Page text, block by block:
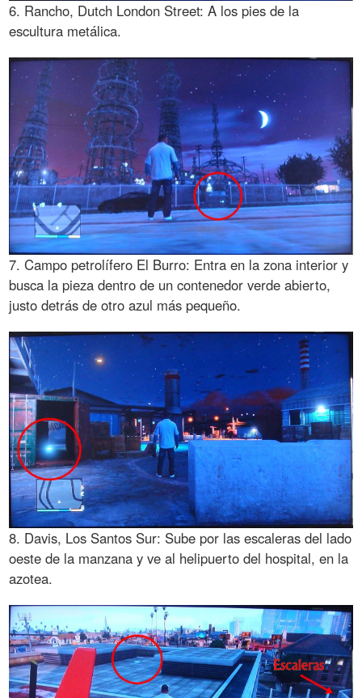
6. Rancho, Dutch London Street: A los pies de la
escultura metálica.
7. Campo petrolífero El Burro: Entra en la zona interior y
busca la pieza dentro de un contenedor verde abierto,
justo detrás de otro azul más pequeño.
8. Davis, Los Santos Sur: Sube por las escaleras del lado
oeste de la manzana y ve al helipuerto del hospital, en la
azotea.